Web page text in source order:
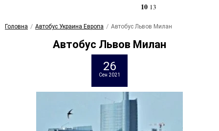
10 13
Головна Автобус Украина Европа Автобус Львов Милан
Автобус Львов Милан
26
Сен 2021